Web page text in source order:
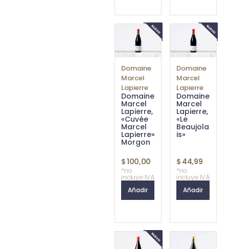
Domaine
Marcel
Lapierre
Domaine
Marcel
Lapierre,
«Cuvée
Marcel
Lapierre»
Morgon
$100,00
*no
incluye IVA
Añadir
Domaine
Marcel
Lapierre
Domaine
Marcel
Lapierre,
«Le
Beaujola
is»
$ 44,99
*no
incluye IVA
Añadir